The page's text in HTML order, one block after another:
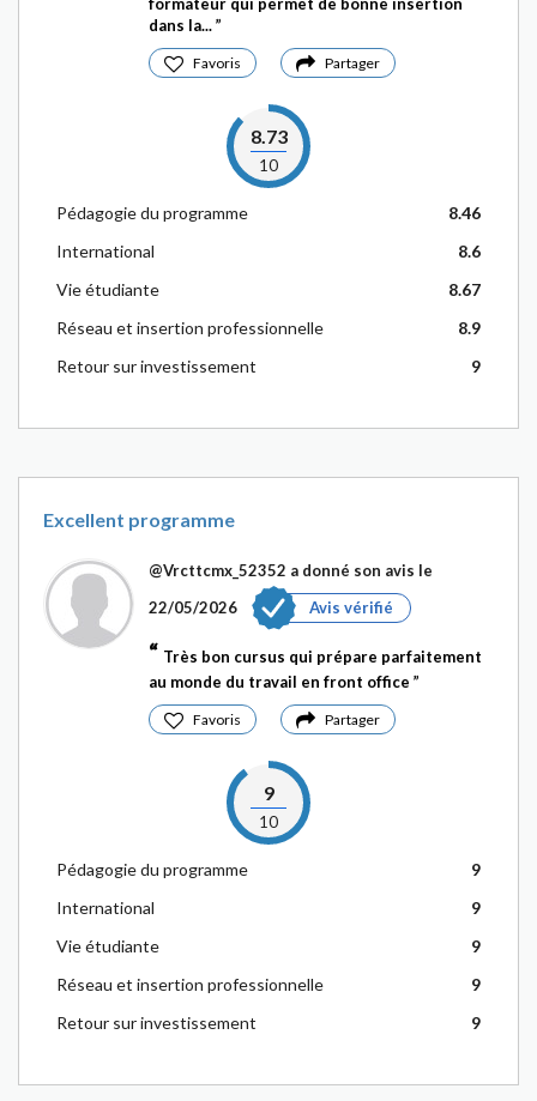
dans la...
Favoris Partager
8.73
10
Pédagogie du programme
8.46
International
8.6
Vie étudiante
8.67
Réseau et insertion professionnelle
8.9
Retour sur investissement
9
Excellent programme
@Vrcttcmx_52352 a donné son avis le
22/05/2026
Avis vérifié
Très bon cursus qui prépare parfaitement
au monde du travail en front office
Favoris Partager
9
10
Pédagogie du programme
9
International
9
Vie étudiante
9
Réseau et insertion professionnelle
9
Retour sur investissement
9